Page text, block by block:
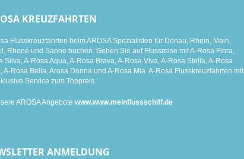
KREUZFAHRTEN
Flusskreuzfahrten beim AROSA Spezialisten für Donau, Rhein, Main,
Rhone und Saone buchen. Gehen Sie auf Flussreise mit A-Rosa Flora,
Silva, A-Rosa Aqua, A-Rosa Brava, A-Rosa Viva, A-Rosa Stella, A-Rosa
A-Rosa Bella, Arosa Donna und A-Rosa Mia. A-Rosa Flusskreuzfahrten mit
Service zum Toppreis.
AROSA Angebote www.www.meinflussschiff.de
ANMELDUNG